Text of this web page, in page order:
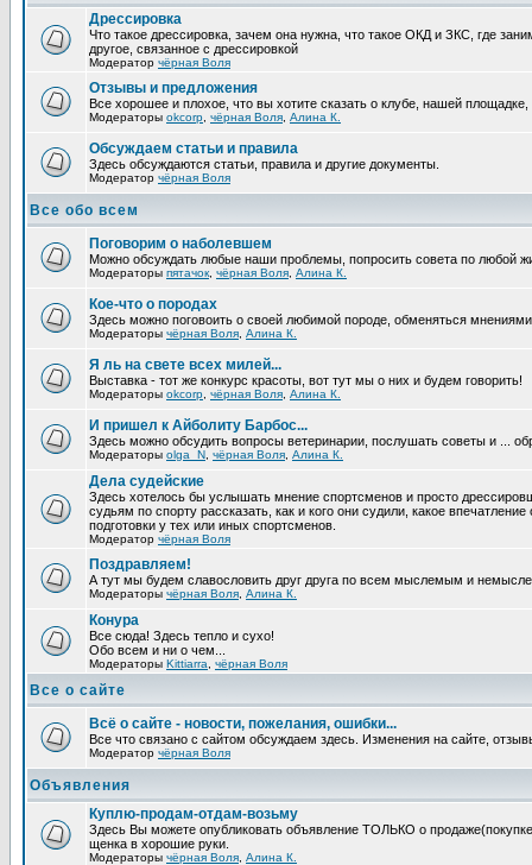
Дрессировка
Что такое дрессировка, зачем она нужна, что такое ОКД и ЗКС, где
другое, связанное с дрессировкой
Модератор чёрная Воля
Отзывы и предложения
Все хорошее и плохое, что вы хотите сказать о клубе, нашей площадке,
Модераторы okcorp чёрная Воля Алина К.
Обсуждаем статьи и правила
Здесь обсуждаются статьи, правила и другие документы.
Модератор чёрная Воля
Все обо всем
Поговорим о наболевшем
Можно обсуждать любые наши проблемы, попросить совета по любой
Модераторы пятачок чёрная Воля Алина К.
Кое-что о породах
Здесь можно поговоить о своей любимой породе, обменяться
Модераторы чёрная Воля Алина К.
Я ль на свете всех милей...
Выставка - тот же конкурс красоты, вот тут мы о них и будем говорить!
Модераторы okcorp чёрная Воля Алина К.
И пришел к Айболиту Барбос...
Здесь можно обсудить вопросы ветеринарии, послушать советы и ...
Модераторы olga_N чёрная Воля Алина К.
Дела судейские
Здесь хотелось бы услышать мнение спортсменов и просто
судьям по спорту рассказать, как и кого они судили, какое
подготовки у тех или иных спортсменов.
Модератор чёрная Воля
Поздравляем!
А тут мы будем славословить друг друга по всем мыслемым и
Модераторы чёрная Воля Алина К.
Конура
Все сюда! Здесь тепло и сухо!
Обо всем и ни о чем...
Модераторы Kittiarra чёрная Воля
Все о сайте
Всё о сайте - новости, пожелания, ошибки...
Все что связано с сайтом обсуждаем здесь. Изменения на сайте,
Модератор чёрная Воля
Объявления
Куплю-продам-отдам-возьму
Здесь Вы можете опубликовать объявление ТОЛЬКО о
щенка в хорошие руки.
Модераторы чёрная Воля Алина К.